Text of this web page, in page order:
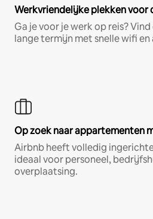
Werkvriendelijke plekken voor
Ga je voor je werk op reis?
lange termijn met snelle wifi
Op zoek naar appartementen
Airbnb heeft volledig
ideaal voor personeel,
overplaatsing.